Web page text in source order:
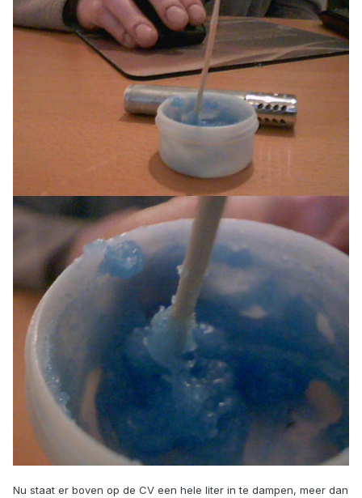
Nu staat er boven op de CV een hele liter in te dampen, meer dan